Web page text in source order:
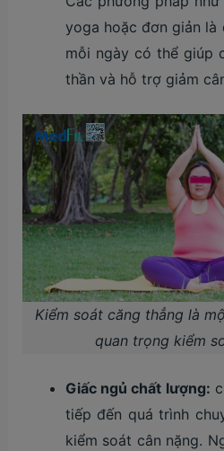
yoga hoặc đơn giản là
mỗi ngày có thể giúp
thần và hỗ trợ giảm
Kiểm soát căng thẳng là
quan trọng kiểm
Giấc ngủ chất lượng:
tiếp đến quá trình
kiểm soát cân nặng.